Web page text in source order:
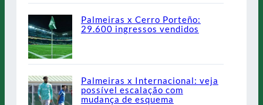
Palmeiras x Cerro Porteño:
29.600 ingressos vendidos
Palmeiras x Internacional: veja
possível escalação com
mudança de esquema